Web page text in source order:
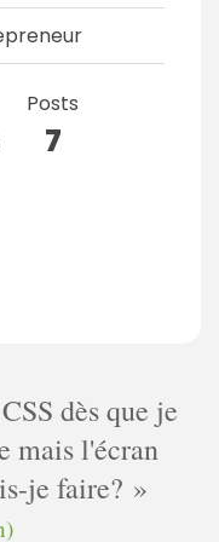
Posts
7
dès que je
mais l'écran
je faire?